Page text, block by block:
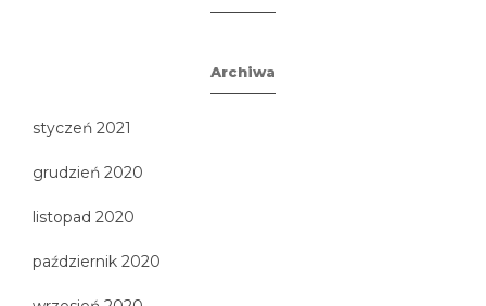
Archiwa
styczeń 2021
grudzień 2020
listopad 2020
październik 2020